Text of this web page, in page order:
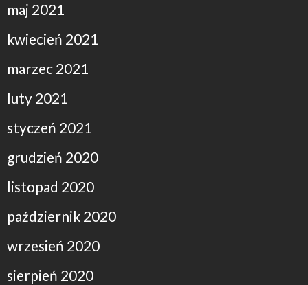
maj 2021
kwiecień 2021
marzec 2021
luty 2021
styczeń 2021
grudzień 2020
listopad 2020
październik 2020
wrzesień 2020
sierpień 2020